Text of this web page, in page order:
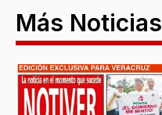
Más Noticias